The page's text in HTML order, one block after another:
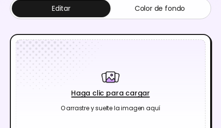
Haga clic para cargar
O arrastre y suelte la imagen aquí
Editar Color de fondo